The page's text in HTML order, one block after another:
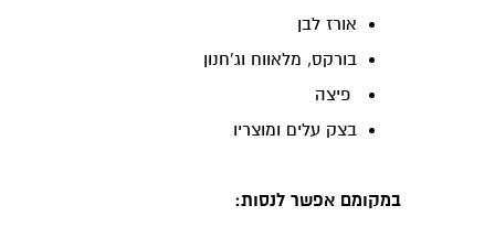
אורז לבן
בורקס, מלאווח וג'חנון
פיצה
בצק עלים ומוצריו
במקומם אפשר לנסות: